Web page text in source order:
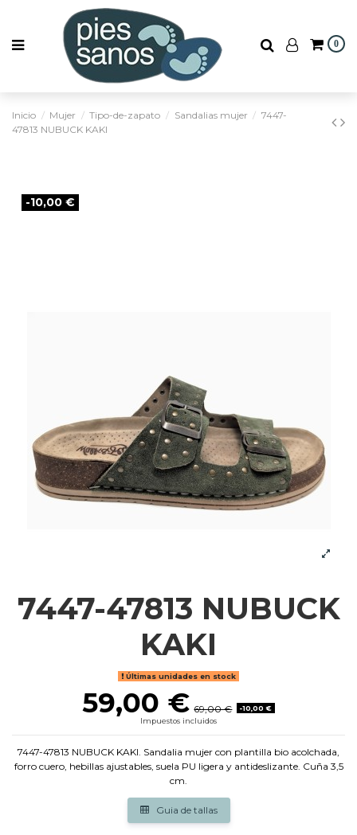
0
Inicio Mujer Tipo-de-zapato Sandalias mujer
7447-
47813 NUBUCK KAKI
-10,00 €
7447-47813 NUBUCK
KAKI
Últimas unidades en stock
59,00 € 69,00 €
-10,00 €
Impuestos incluidos
7447-47813 NUBUCK KAKI. Sandalia mujer con plantilla bio acolchada,
forro cuero, hebillas ajustables, suela PU ligera y antideslizante. Cuña 3,5
cm.
Guia de tallas